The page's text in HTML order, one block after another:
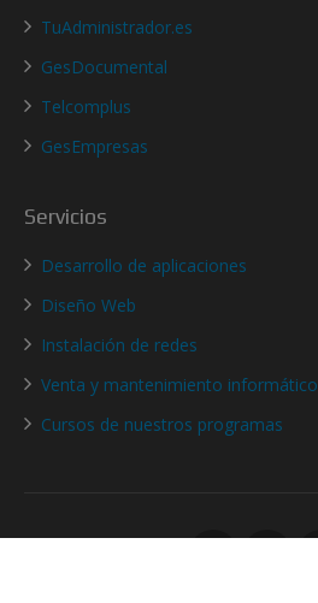
TuAdministrador.es
GesDocumental
Telcomplus
GesEmpresas
Servicios
Desarrollo de aplicaciones
Diseño Web
Instalación de redes
Venta y mantenimiento informático
Cursos de nuestros programas